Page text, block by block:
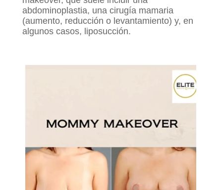
abdominoplastia, una cirugía mamaria
(aumento, reducción o levantamiento) y, en
algunos casos, liposucción.